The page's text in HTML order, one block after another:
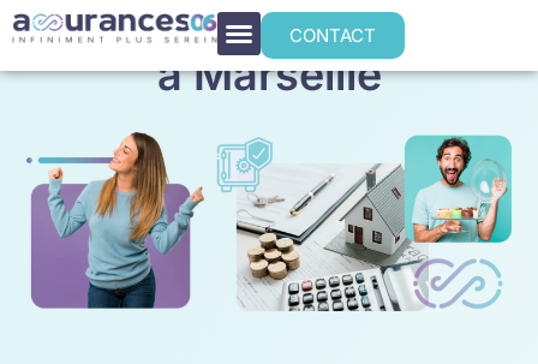
CONTACT
Assurance emprunteur
à Marseille